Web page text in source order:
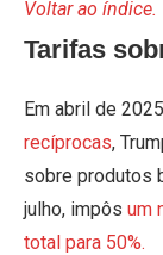
Voltar ao índice.
Tarifas
Em abril de
recíprocas,
sobre produtos
julho, impôs um
total para 50%.